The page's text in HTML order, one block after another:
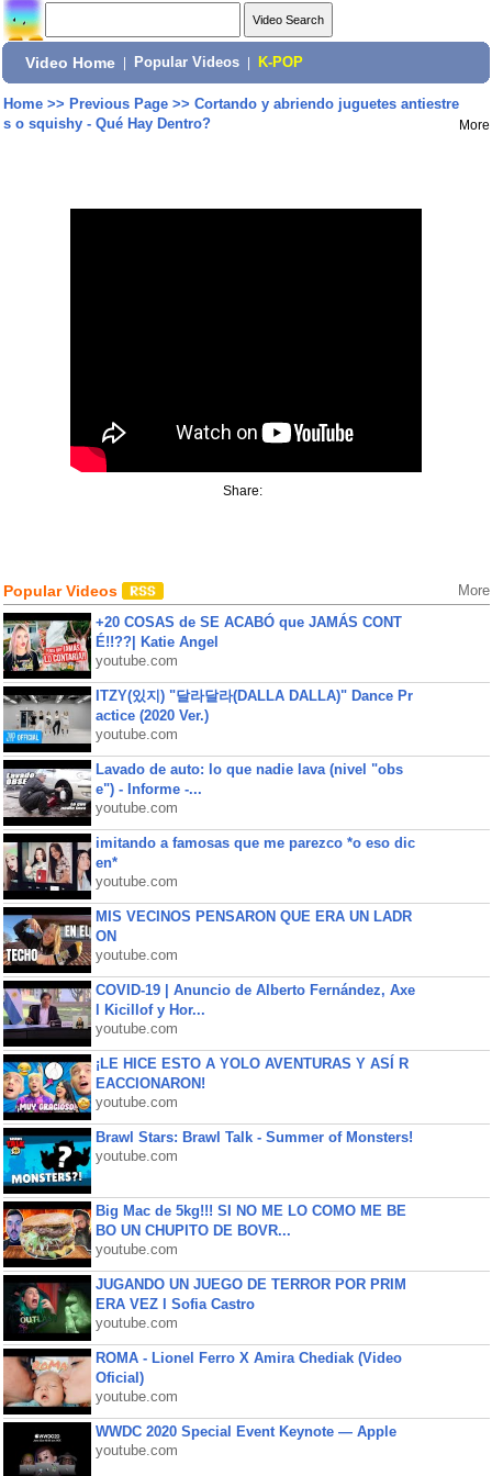
Video Home Popular Videos K-POP
Home>> Previous Page>> Cortando y abriendo juguetes antiestre
s o squishy - Qué Hay Dentro?
More
Share:
Popular Videos More
+20 COSAS de SE ACABÓ que JAMÁS CONT
É!!??| Katie Angel
youtube.com
ITZY(있지) "달라달라(DALLA DALLA)" Dance Pr
actice (2020 Ver.)
youtube.com
Lavado de auto: lo que nadie lava (nivel "obs
e") - Informe -...
youtube.com
imitando a famosas que me parezco *o eso dic
en*
youtube.com
MIS VECINOS PENSARON QUE ERA UN LADR
ON
youtube.com
COVID-19 | Anuncio de Alberto Fernández, Axe
l Kicillof y Hor...
youtube.com
¡LE HICE ESTO A YOLO AVENTURAS Y ASÍ R
EACCIONARON!
youtube.com
Brawl Stars: Brawl Talk - Summer of Monsters!
youtube.com
Big Mac de 5kg!!! SI NO ME LO COMO ME BE
BO UN CHUPITO DE BOVR...
youtube.com
JUGANDO UN JUEGO DE TERROR POR PRIM
ERA VEZ l Sofia Castro
youtube.com
ROMA - Lionel Ferro X Amira Chediak (Video
Oficial)
youtube.com
WWDC 2020 Special Event Keynote — Apple
youtube.com